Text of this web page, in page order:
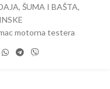
, ŠUMA I BAŠTA,
motorna testera